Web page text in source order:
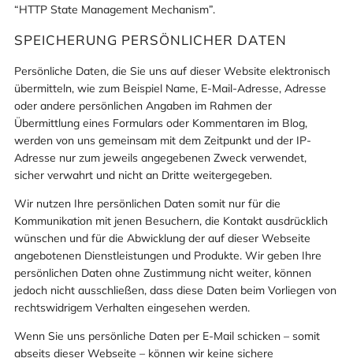
“HTTP State Management Mechanism”.
SPEICHERUNG PERSÖNLICHER DATEN
Persönliche Daten, die Sie uns auf dieser Website elektronisch
übermitteln, wie zum Beispiel Name, E-Mail-Adresse, Adresse
oder andere persönlichen Angaben im Rahmen der
Übermittlung eines Formulars oder Kommentaren im Blog,
werden von uns gemeinsam mit dem Zeitpunkt und der IP-
Adresse nur zum jeweils angegebenen Zweck verwendet,
sicher verwahrt und nicht an Dritte weitergegeben.
Wir nutzen Ihre persönlichen Daten somit nur für die
Kommunikation mit jenen Besuchern, die Kontakt ausdrücklich
wünschen und für die Abwicklung der auf dieser Webseite
angebotenen Dienstleistungen und Produkte. Wir geben Ihre
persönlichen Daten ohne Zustimmung nicht weiter, können
jedoch nicht ausschließen, dass diese Daten beim Vorliegen von
rechtswidrigem Verhalten eingesehen werden.
Wenn Sie uns persönliche Daten per E-Mail schicken – somit
abseits dieser Webseite – können wir keine sichere